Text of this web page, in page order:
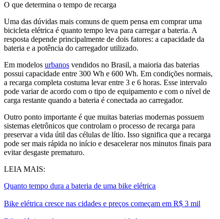
O que determina o tempo de recarga
Uma das dúvidas mais comuns de quem pensa em comprar uma
bicicleta elétrica é quanto tempo leva para carregar a bateria. A
resposta depende principalmente de dois fatores: a capacidade da
bateria e a potência do carregador utilizado.
Em modelos urbanos vendidos no Brasil, a maioria das baterias
possui capacidade entre 300 Wh e 600 Wh. Em condições normais,
a recarga completa costuma levar entre 3 e 6 horas. Esse intervalo
pode variar de acordo com o tipo de equipamento e com o nível de
carga restante quando a bateria é conectada ao carregador.
Outro ponto importante é que muitas baterias modernas possuem
sistemas eletrônicos que controlam o processo de recarga para
preservar a vida útil das células de lítio. Isso significa que a recarga
pode ser mais rápida no início e desacelerar nos minutos finais para
evitar desgaste prematuro.
LEIA MAIS:
Quanto tempo dura a bateria de uma bike elétrica
Bike elétrica cresce nas cidades e preços começam em R$ 3 mil